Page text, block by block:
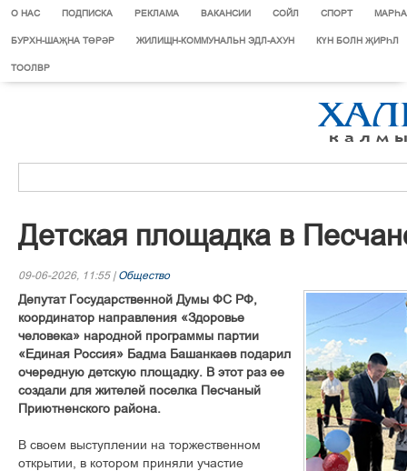
О НАС ПОДПИСКА РЕКЛАМА ВАКАНСИИ СОЙЛ СПОРТ
БУРХН-ШАҖНА ТӨРӘР ЖИЛИЩН-КОММУНАЛЬН ЭДЛ-АХУН КҮН БОЛН ҖИРҺЛ
ТООЛВР
Детская площадка в
09-06-2026, 11:55 | Общество
Депутат Государственной Думы ФС РФ,
координатор направления «Здоровье
человека» народной программы партии
«Единая Россия» Бадма Башанкаев подарил
очередную детскую площадку. В этот раз ее
создали для жителей поселка Песчаный
Приютненского района.
В своем выступлении на торжественном
открытии, в котором приняли участие